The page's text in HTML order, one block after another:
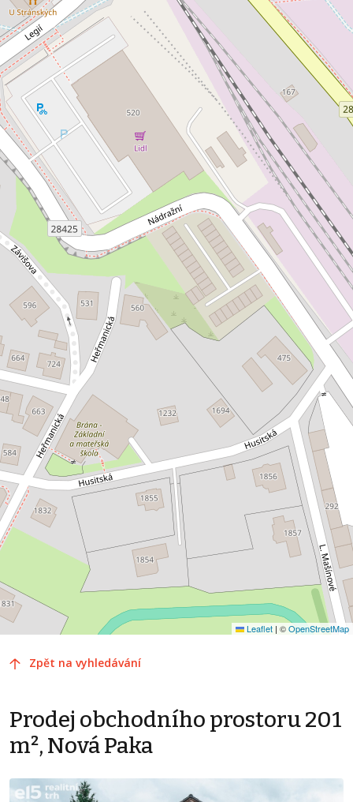
Leaflet | ©OpenStreetMap
Zpět na vyhledávání
Prodej obchodního prostoru 201
m², Nová Paka